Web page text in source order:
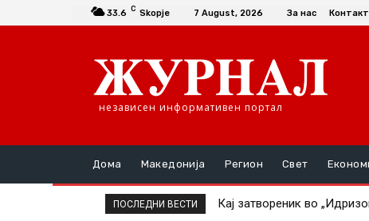
33.6 C Skopje 7 August, 2026 За нас Контакт
независен информативен портал
Дома Македонија Регион Свет
ПОСЛЕДНИ ВЕСТИ Кај затвореник во
ТАТКО НАСИЛНИК ГО